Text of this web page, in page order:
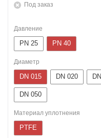
Под заказ
Давление
PN 25 PN 40
Диаметр
DN 015 DN 020
DN 050
Материал уплотнения
PTFE